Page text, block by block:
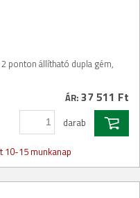
ponton állítható dupla gém,
ÁR: 37 511 Ft
darab
15 munkanap